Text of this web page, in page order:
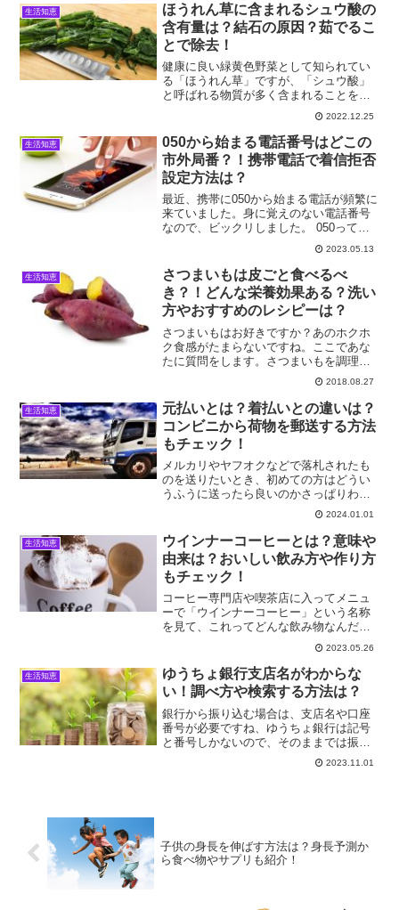
生活知恵
ほうれん草に含まれるシュウ酸の
含有量は？結石の原因？茹でるこ
とで除去！
健康に良い緑黄色野菜として知られてい
る「ほうれん草」ですが、「シュウ酸」
と呼ばれる物質が多く含まれることをご
存知でしょうか？実はほうれん草の独特
のエグ味の正体は、「シュウ酸」です。
このシュウ酸は、体内でカルシウムや鉄
分と結合し、結石を作り出...
2022.12.25
生活知恵
050から始まる電話番号はどこの
市外局番？！携帯電話で着信拒否
設定方法は？
最近、携帯に050から始まる電話が頻繁に
来ていました。身に覚えのない電話番号
なので、ビックリしました。 050って何
に？どこの市外局番？！ 調べる方法は？
着信拒否の方法はないの？気になって調
べでみました。
2023.05.13
生活知恵
さつまいもは皮ごと食べるべ
き？！どんな栄養効果ある？洗い
方やおすすめのレシピーは？
さつまいもはお好きですか？あのホクホ
ク食感がたまらないですね。ここであな
たに質問をします。さつまいもを調理し
ている時、皮は捨てますか？それとも皮
ごと食べますか？実は、さつまいもの皮
には私たちが想像している以上に豊富な
栄養が含まれていますよ。...
2018.08.27
生活知恵
元払いとは？着払いとの違いは？
コンビニから荷物を郵送する方法
もチェック！
メルカリやヤフオクなどで落札されたも
のを送りたいとき、初めての方はどうい
うふうに送ったら良いのかさっぱりわか
りませんね。そこで今回は、最初につま
ずきやすい元払いと着払いの違いや、コ
ンビニから荷物を郵送する方法をご紹介
したいと思います。
2024.01.01
生活知恵
ウインナーコーヒーとは？意味や
由来は？おいしい飲み方や作り方
もチェック！
コーヒー専門店や喫茶店に入ってメニュ
ーで「ウインナーコーヒー」という名称
を見て、これってどんな飲み物なんだろ
う？と思った経験のある方は少なくない
のではないでしょうか。そして、同じく
らい、コーヒーに、居酒屋のつきだしの
ようにウインナーソーセー...
2023.05.26
生活知恵
ゆうちょ銀行支店名がわからな
い！調べ方や検索する方法は？
銀行から振り込む場合は、支店名や口座
番号が必要ですね、ゆうちょ銀行は記号
と番号しかないので、そのままでは振込
することは出来ません。他行からゆうち
ょ銀行に振込をする場合、記号と番号を
2023.11.01
子供の身長を伸ばす方法は？身長予測か
ら食べ物やサプリも紹介！